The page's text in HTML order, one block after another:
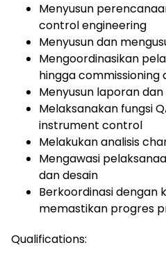
Menyusun
control engineering
Menyusun dan
Mengoordinasikan
hingga commissioning
Menyusun laporan
Melaksanakan fungsi
instrument control
Melakukan analisis
Mengawasi
dan desain
Berkoordinasi
memastikan progres
Qualifications: